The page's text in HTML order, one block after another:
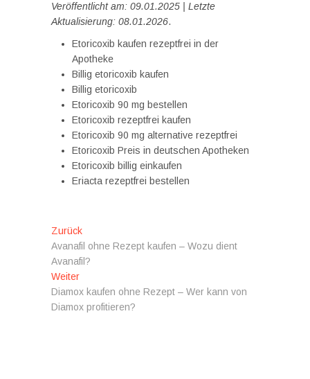
Veröffentlicht am: 09.01.2025 | Letzte
Aktualisierung: 08.01.2026.
Etoricoxib kaufen rezeptfrei in der
Apotheke
Billig etoricoxib kaufen
Billig etoricoxib
Etoricoxib 90 mg bestellen
Etoricoxib rezeptfrei kaufen
Etoricoxib 90 mg alternative rezeptfrei
Etoricoxib Preis in deutschen Apotheken
Etoricoxib billig einkaufen
Eriacta rezeptfrei bestellen
Beitragsnavigation
ZurückVorheriger
Beitrag:
Avanafil ohne Rezept kaufen – Wozu dient
Avanafil?
WeiterNächster
Beitrag:
Diamox kaufen ohne Rezept – Wer kann von
Diamox profitieren?